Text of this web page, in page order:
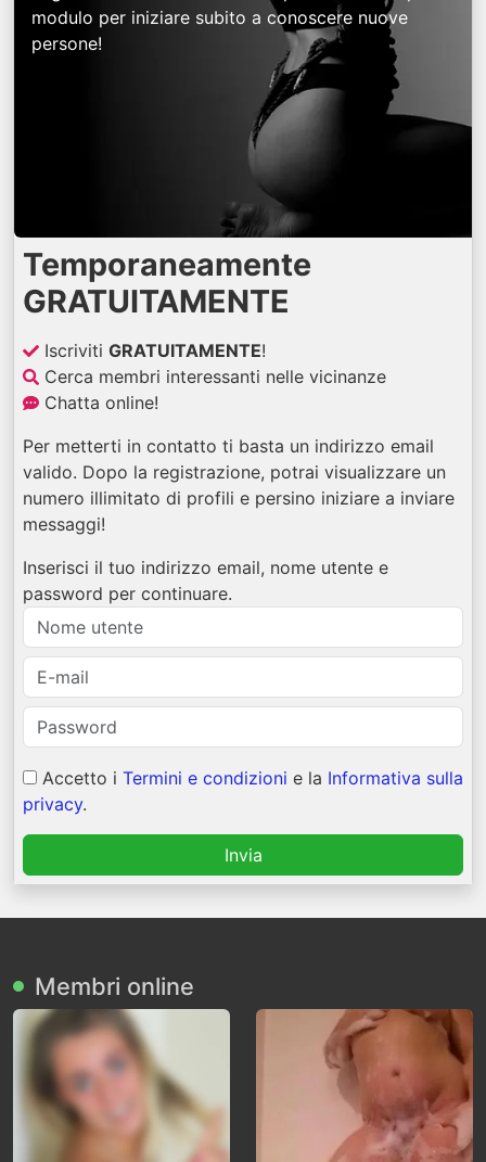
modulo per iniziare subito a conoscere nuove
persone!
Temporaneamente
GRATUITAMENTE
Iscriviti GRATUITAMENTE!
Cerca membri interessanti nelle vicinanze
Chatta online!
Per metterti in contatto ti basta un indirizzo email
valido. Dopo la registrazione, potrai visualizzare un
numero illimitato di profili e persino iniziare a inviare
messaggi!
Inserisci il tuo indirizzo email, nome utente e
password per continuare.
Accetto i Termini e condizioni e la Informativa sulla
privacy.
Invia
Membri online